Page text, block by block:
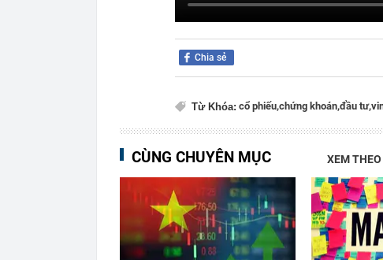
Chia sẻ
Từ Khóa: cổ phiếu,chứng khoán,đầu tư,
CÙNG CHUYÊN MỤC XEM